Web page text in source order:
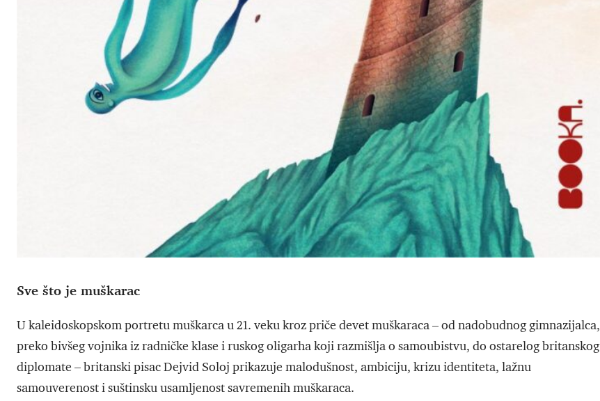
Sve što je muškarac
U kaleidoskopskom portretu muškarca u 21. veku kroz priče devet muškaraca – od nadobudnog gimnazijalca,
preko bivšeg vojnika iz radničke klase i ruskog oligarha koji razmišlja o samoubistvu, do ostarelog britanskog
diplomate – britanski pisac Dejvid Soloj prikazuje malodušnost, ambiciju, krizu identiteta, lažnu
samouverenost i suštinsku usamljenost savremenih muškaraca.